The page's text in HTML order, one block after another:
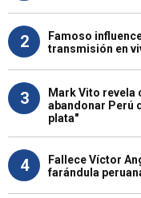
2
Famoso
transmisión en
3
Mark Vito revela
abandonar Perú
plata"
4
Fallece Víctor
farándula